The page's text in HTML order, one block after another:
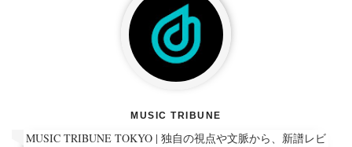
MUSIC TRIBUNE
MUSIC TRIBUNE TOKYO | 独自の視点や文脈から、新譜レビ